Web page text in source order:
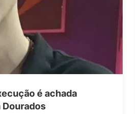
é achada
Dourados